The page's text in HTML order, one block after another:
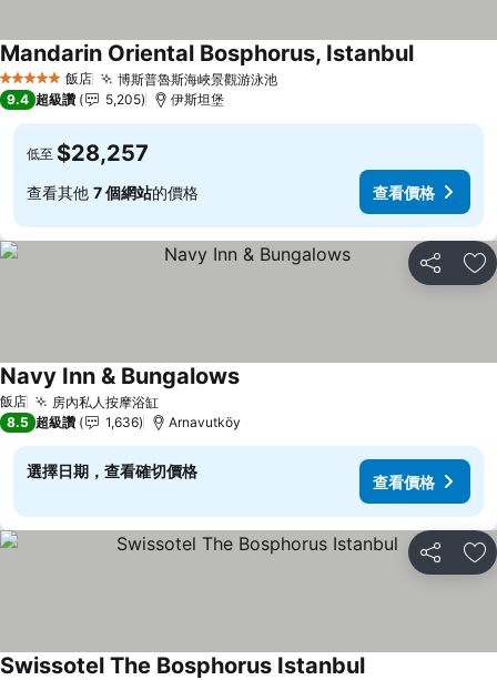
5 星級 飯店 博斯普魯斯海峽景觀游泳池
Mandarin Oriental Bosphorus, Istanbul
9.4 超級讚 5,205 伊斯坦堡
低至 $28,257
查看其他 7 個網站的價格 查看價格
分享 加
飯店 房內私人按摩浴缸
Navy Inn & Bungalows
8.5 超級讚 1,636 Arnavutköy
選擇日期，查看確切價格
查看價格
分享 加
Swissotel The Bosphorus Istanbul